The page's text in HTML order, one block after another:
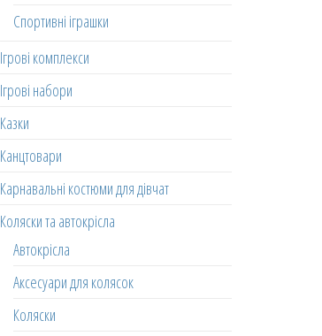
Спортивні іграшки
Ігрові комплекси
Ігрові набори
Казки
Канцтовари
Карнавальні костюми для дівчат
Коляски та автокрісла
Автокрісла
Аксесуари для колясок
Коляски